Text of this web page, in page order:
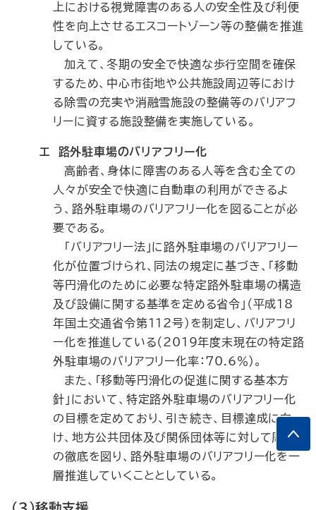
上における視覚障害のある人の安全性及び利便
性を向上させるエスコートゾーン等の整備を推進
している。
加えて、冬期の安全で快適な歩行空間を確保
するため、中心市街地や公共施設周辺等におけ
る除雪の充実や消融雪施設の整備等のバリアフ
リーに資する施設整備を実施している。
エ 路外駐車場のバリアフリー化
高齢者、身体に障害のある人等を含む全ての
人々が安全で快適に自動車の利用ができるよ
う、路外駐車場のバリアフリー化を図ることが必
要である。
「バリアフリー法」に路外駐車場のバリアフリー
化が位置づけられ、同法の規定に基づき、「移動
等円滑化のために必要な特定路外駐車場の構造
及び設備に関する基準を定める省令」（平成18
年国土交通省令第112号）を制定し、バリアフリ
ー化を推進している（2019年度末現在の特定路
外駐車場のバリアフリー化率：70.6％）。
また、「移動等円滑化の促進に関する基本方
針」において、特定路外駐車場のバリアフリー化
の目標を定めており、引き続き、目標達成に向
け、地方公共団体及び関係団体等に対して周知
の徹底を図り、路外駐車場のバリアフリー化を一
層推進していくこととしている。